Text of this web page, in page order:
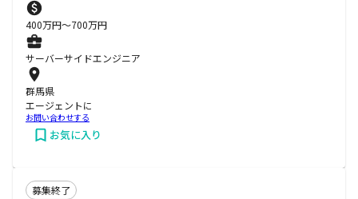
400万円〜700万円
サーバーサイドエンジニア
群馬県
エージェントに
お問い合わせする
お気に入り
募集終了